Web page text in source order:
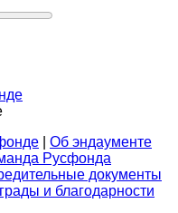
Об эндаументе
Русфонда
документы
и благодарности